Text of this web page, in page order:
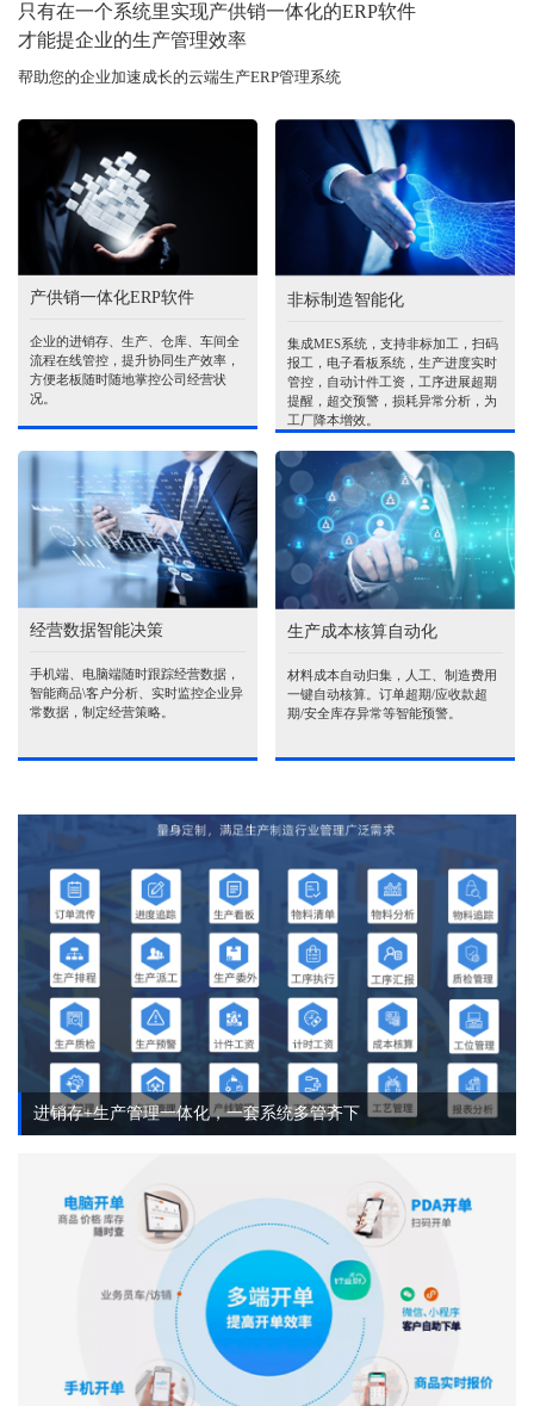
只有在一个系统里实现产供销一体化的ERP软件
才能提企业的生产管理效率
帮助您的企业加速成长的云端生产ERP管理系统
产供销一体化ERP软件
企业的进销存、生产、仓库、车间全
流程在线管控，提升协同生产效率，
方便老板随时随地掌控公司经营状
况。
非标制造智能化
集成MES系统，支持非标加工，扫码
报工，电子看板系统，生产进度实时
管控，自动计件工资，工序进展超期
提醒，超交预警，损耗异常分析，为
工厂降本增效。
经营数据智能决策
手机端、电脑端随时跟踪经营数据，
智能商品\客户分析、实时监控企业异
常数据，制定经营策略。
生产成本核算自动化
材料成本自动归集，人工、制造费用
一键自动核算。订单超期/应收款超
期/安全库存异常等智能预警。
进销存+生产管理一体化，一套系统多管齐下